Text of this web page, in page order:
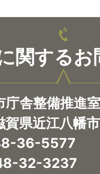
関するお
庁舎整備推進室
県近江八幡
36-5577
32-3237